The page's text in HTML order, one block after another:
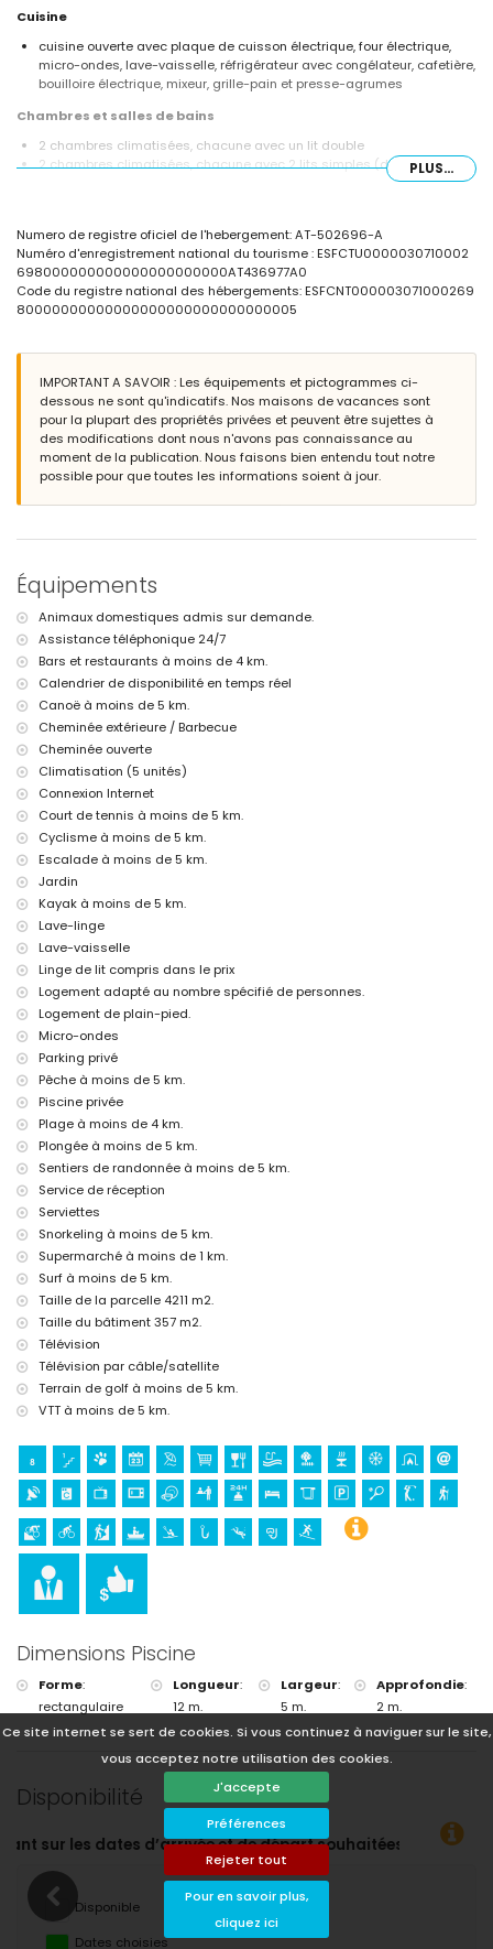
Ce site internet se sert de cookies. Si vous continuez à naviguer sur le site,
vous acceptez notre utilisation des cookies.
J'accepte
Préférences
Rejeter tout
Pour en savoir plus,
cliquez ici
Cuisine
cuisine ouverte avec plaque de cuisson électrique, four électrique,
micro-ondes, lave-vaisselle, réfrigérateur avec congélateur, cafetière,
bouilloire électrique, mixeur, grille-pain et presse-agrumes
Chambres et salles de bains
2 chambres climatisées, chacune avec un lit double
2 chambres climatisées, chacune avec 2 lits simples (dimensions
Extérieur de la villa
grand terrain clôturé
piscine privée mesurant 12m x 5m et 2m de profondeur
beau jardin gazonné avec gravier, arbres et mobilier de jardin avec
transats
barbecue
coin salon extérieur et coin repas extérieur
4 places de parking privées
Informations supplémentaires
ville la plus proche : Jávea (à moins de 4 kilomètres de la villa)
rivière ou bord de mer le plus proche : Mediterráneo, Jávea (à moins
plage la plus proche : La Grava, Jávea (à moins de 4 kilomètres de la
parc le plus proche : Montgó, Jávea (à moins de 5 kilomètres de la
villa)
aéroport le plus proche : Alicante (à moins de 100 kilomètres de la
villa)
deuxième aéroport le plus proche : Valence (> 100 kilomètres)
veuillez consulter si les animaux de compagnie sont admis
Le logement est très adapté pour les familles avec enfants
Installations et services inclus dans le prix de location de la villa
internet (WiFi)
fer et planche à repasser
literie et serviettes
service de réception et service d'urgence 24 heures sur 24
avec climatisation
Installations et services avec supplément
Divertissements et activités de loisirs pour vos vacances à Jávea,
Costa Blanca
discothèque, bar et promenade (Paseo Marítimo) (à moins de 5
kilomètres de la maison)
Sites touristiques et culturels à Jávea, Costa Blanca
musée (Histórico de Jávea, Jávea), église (Virgen de Loreto, Puerto,
Jávea), ruine (Molinos de Viento, Jávea), monument (Pueblo de Jávea,
historique (Pueblo de Jávea et Jávea) (à moins de 5 kilomètres du
logement)
château (Portal de la Vila et Denia) (à moins de 25 kilomètres du
logement)
Sports
tennis, golf (La Sella, Denia), randonnée, VTT, cyclisme, escalade,
canoë, kayak, pêche, plongée, snorkeling et surf (à moins de 5
kilomètres de la villa)
équitation (à moins de 10 kilomètres de la villa)
PLUS...
Numero de registre oficiel de l'hebergement: AT-502696-A
Numéro d'enregistrement national du tourisme : ESFCTU0000030710002
698000000000000000000000AT436977A0
Code du registre national des hébergements: ESFCNT000003071000269
80000000000000000000000000000005
IMPORTANT A SAVOIR : Les équipements et pictogrammes ci-
dessous ne sont qu'indicatifs. Nos maisons de vacances sont
pour la plupart des propriétés privées et peuvent être sujettes à
des modifications dont nous n'avons pas connaissance au
moment de la publication. Nous faisons bien entendu tout notre
possible pour que toutes les informations soient à jour.
Équipements
Animaux domestiques admis sur demande.
Assistance téléphonique 24/7
Bars et restaurants à moins de 4 km.
Calendrier de disponibilité en temps réel
Canoë à moins de 5 km.
Cheminée extérieure / Barbecue
Cheminée ouverte
Climatisation (5 unités)
Connexion Internet
Court de tennis à moins de 5 km.
Cyclisme à moins de 5 km.
Escalade à moins de 5 km.
Jardin
Kayak à moins de 5 km.
Lave-linge
Lave-vaisselle
Linge de lit compris dans le prix
Logement adapté au nombre spécifié de personnes.
Logement de plain-pied.
Micro-ondes
Parking privé
Pêche à moins de 5 km.
Piscine privée
Plage à moins de 4 km.
Plongée à moins de 5 km.
Sentiers de randonnée à moins de 5 km.
Service de réception
Serviettes
Snorkeling à moins de 5 km.
Supermarché à moins de 1 km.
Surf à moins de 5 km.
Taille de la parcelle 4211 m2.
Taille du bâtiment 357 m2.
Télévision
Télévision par câble/satellite
Terrain de golf à moins de 5 km.
VTT à moins de 5 km.
Dimensions Piscine
Forme:
rectangulaire
Longueur:
12 m.
Largeur:
5 m.
Approfondie:
2 m.
Disponibilité
!
Disponible
Dates choisies